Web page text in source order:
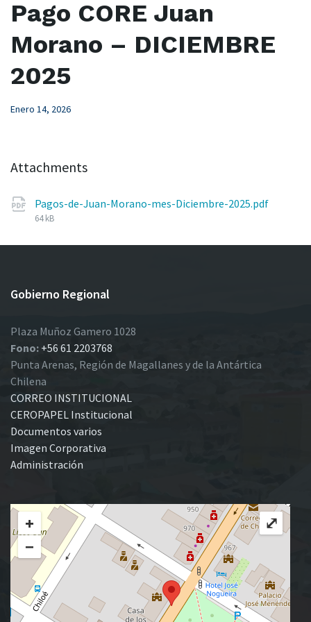
Pago CORE Juan
Morano – DICIEMBRE
2025
Enero 14, 2026
Attachments
Pagos-de-Juan-Morano-mes-Diciembre-2025.pdf
64 kB
Gobierno Regional
Plaza Muñoz Gamero 1028
Fono: +56 61 2203768
Punta Arenas, Región de Magallanes y de la Antártica
Chilena
CORREO INSTITUCIONAL
CEROPAPEL Institucional
Documentos varios
Imagen Corporativa
Administración
+
−
⤢